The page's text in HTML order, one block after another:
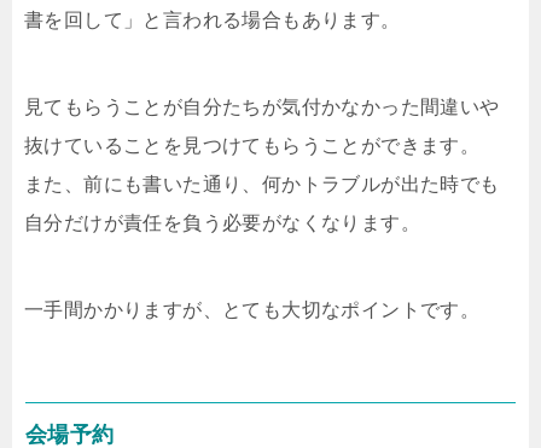
書を回して」と言われる場合もあります。
見てもらうことが自分たちが気付かなかった間違いや
抜けていることを見つけてもらうことができます。
また、前にも書いた通り、何かトラブルが出た時でも
自分だけが責任を負う必要がなくなります。
一手間かかりますが、とても大切なポイントです。
会場予約